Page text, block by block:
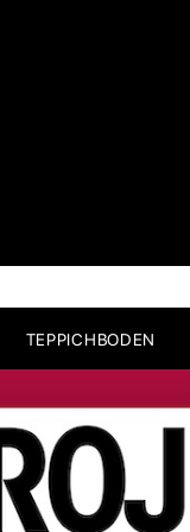
TEPPICHBODEN